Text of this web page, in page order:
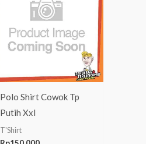
Polo Shirt Cowok Tp
Putih Xxl
T'Shirt